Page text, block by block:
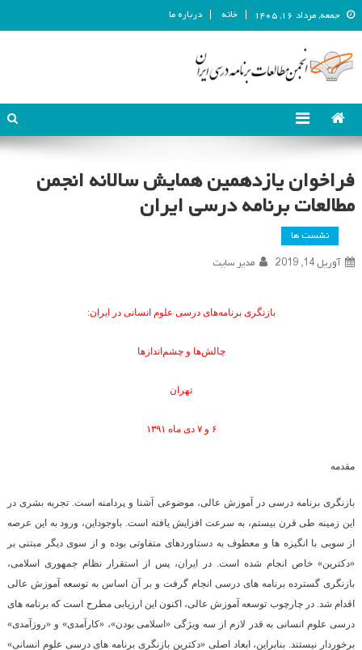
جمعه, مرداد ۱۶, ۱۴۰۵ خانه درباره ما
انجمن مطالعات برنامه درسی ایران
فراخوان یازدهمین همایش سالانه انجمن
مطالعات برنامه درسی ایران
نشست ها
آوریل 14, 2019 مدیر سایت
بازنگری برنامه‌های درسی علوم انسانی در ایران:
چالش‌ها و چشم‌اندازها
تهران
۶ و ۷ دی ماه ۱۳۹۱
مقدمه
بازنگری برنامه درسیدر آموزش عالی، موضوعی آشنا و پردامنه است. تجربه بشری در
این زمینه طی قرن بیستم، به سرعت افزایش یافته است. باوجوداین، ورود به این عرصه
از سویی با انگیزه ها و معطوف به دستاوردهای متفاوتی بوده و از سوی دیگر مبتنی بر
«دکترین» خاص انجام شده است. در ایران، پس از استقرار نظام جمهوری اسلامی،
بازنگری گسترده برنامه های درسی انجام گرفت و بر آن اساس به توسعه آموزش عالی
اقدام شد. در چارچوب توسعه آموزش عالی، اکنون این ارزیابی مطرح است که برنامه های
درسی علوم انسانی به قدر لازم از سه ویژگی «اسلامی بودن»، «کارآمدی» و «روزآمدی»
برخوردار نیستند. بنابراین، ابعاد اصلی «دکترین بازنگری برنامه های درسی علوم انسانی»